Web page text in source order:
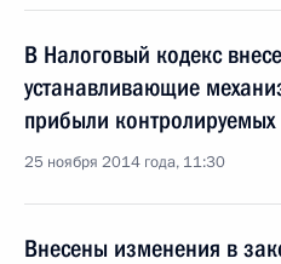
В Налоговый кодекс
устанавливающие
прибыли
25 ноября 2014 года, 11:30
Внесены изменения в